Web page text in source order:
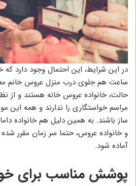
در این شرایط، این احتمال وجود دارد که
ساعت هم جلوی درب منزل عروس خانم
حالت، خانواده عروس خانه هستند و از
مراسم خواستگاری را ندارند و همه این
ساز باشند. به همین دلیل هم خانواده
و خانواده عروس، حتما سر زمان مقرر
آماده شود.
پوشش مناسب برای